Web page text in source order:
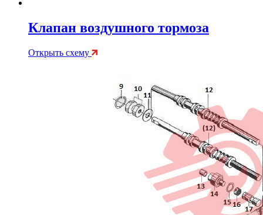
Клапан воздушного тормоза
Открыть схему